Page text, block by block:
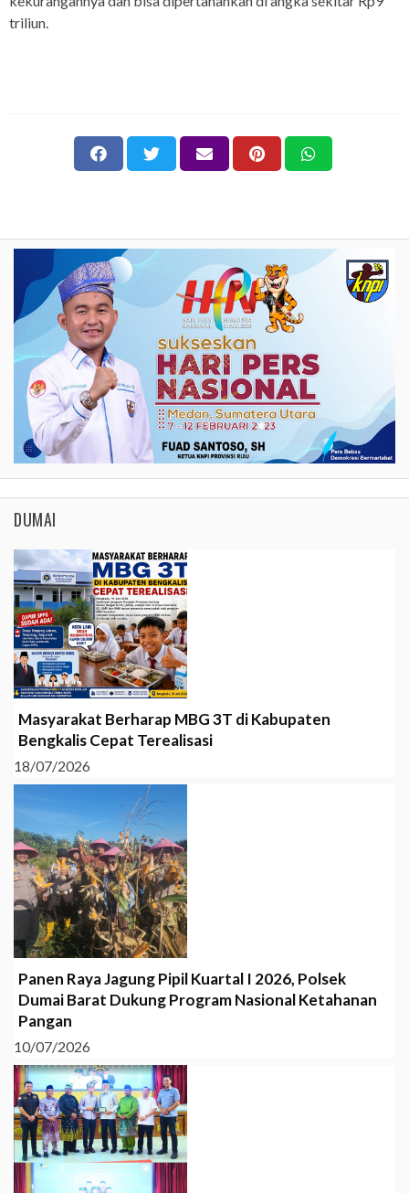
triliun.
DUMAI
Masyarakat Berharap MBG 3T di Kabupaten
Bengkalis Cepat Terealisasi
18/07/2026
Panen Raya Jagung Pipil Kuartal I 2026, Polsek
Dumai Barat Dukung Program Nasional Ketahanan
Pangan
10/07/2026